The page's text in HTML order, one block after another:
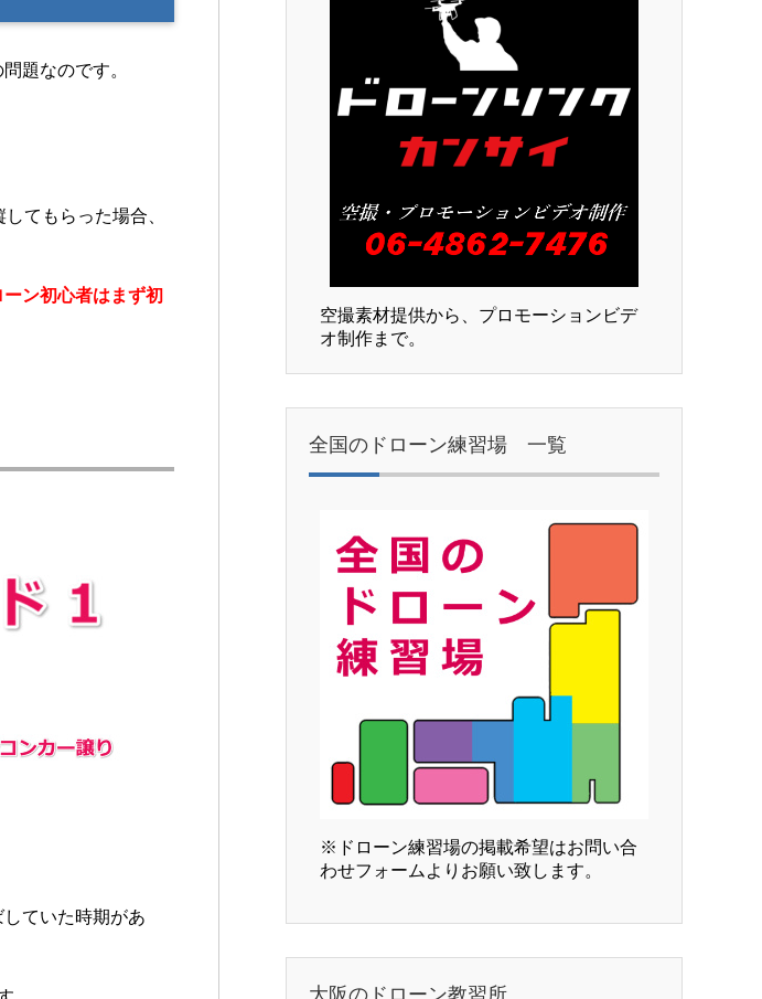
題なのです。
てもらった場合、
ーン初心者はまず初
ていた時期があ
空撮素材提供から、プロモーションビデ
オ制作まで。
全国のドローン練習場 一覧
※ドローン練習場の掲載希望はお問い合
わせフォームよりお願い致します。